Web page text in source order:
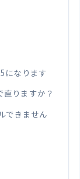
になります
直りますか？
できません